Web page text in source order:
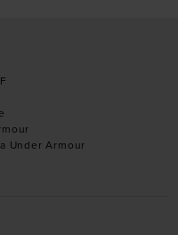
Under Armour